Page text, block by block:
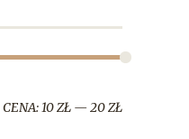
CENA:10 ZŁ — 20 ZŁ